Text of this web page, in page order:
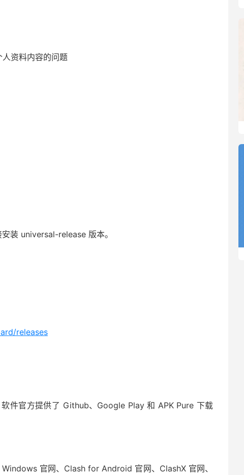
资料内容的问题
装 universal-release 版本。
releases
件官方提供了 Github、Google Play 和 APK Pure 下载
官网、Clash for Android 官网、ClashX 官网、